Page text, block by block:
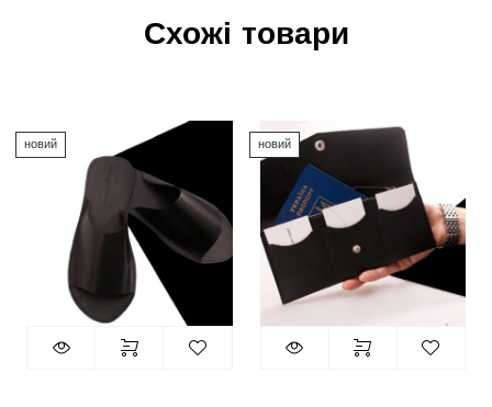
Схожі товари
новий новий